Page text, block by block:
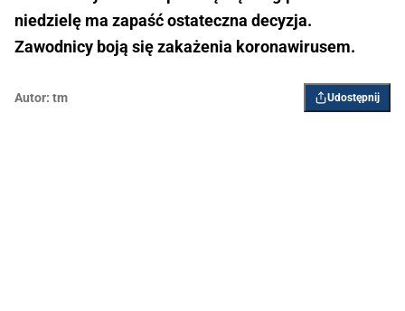
niedzielę ma zapaść ostateczna decyzja.
Zawodnicy boją się zakażenia koronawirusem.
Autor: tm Udostępnij